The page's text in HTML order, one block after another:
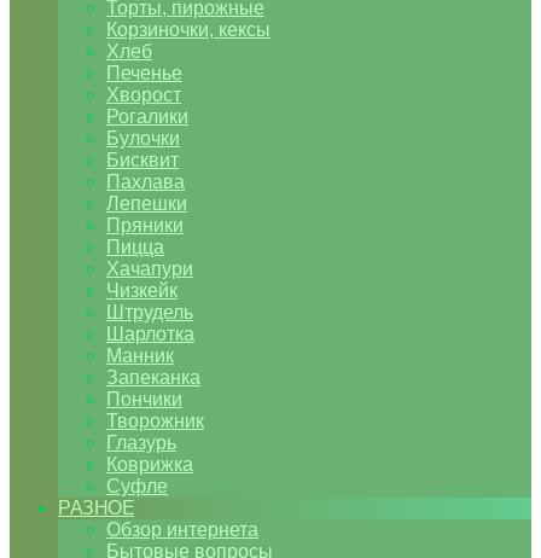
Торты, пирожные
Корзиночки, кексы
Хлеб
Печенье
Хворост
Рогалики
Булочки
Бисквит
Пахлава
Лепешки
Пряники
Пицца
Хачапури
Чизкейк
Штрудель
Шарлотка
Манник
Запеканка
Пончики
Творожник
Глазурь
Коврижка
Суфле
РАЗНОЕ
Обзор интернета
Бытовые вопросы